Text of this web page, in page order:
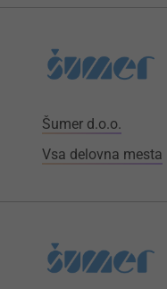
Šumer d.o.o.
Vsa delovna mesta